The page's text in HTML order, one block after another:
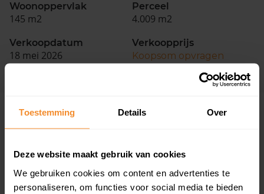
Toestemming Details Over
Deze website maakt gebruik van cookies
We gebruiken cookies om content en advertenties te
personaliseren, om functies voor social media te bieden
Woonoppervlak
145 m2
Perceel
4.009 m2
Verkoopdatum
18 mei 2026
Verkoopprijs
Koopsom opvragen
Woningen